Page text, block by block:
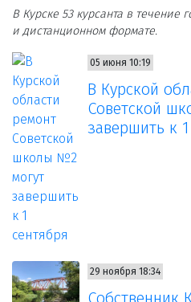
В Курске 53 курсанта в течение
и дистанционном формате.
05 июня 10:19
В Курской
Советской
завершить к
29 ноября 18:34
Собственник